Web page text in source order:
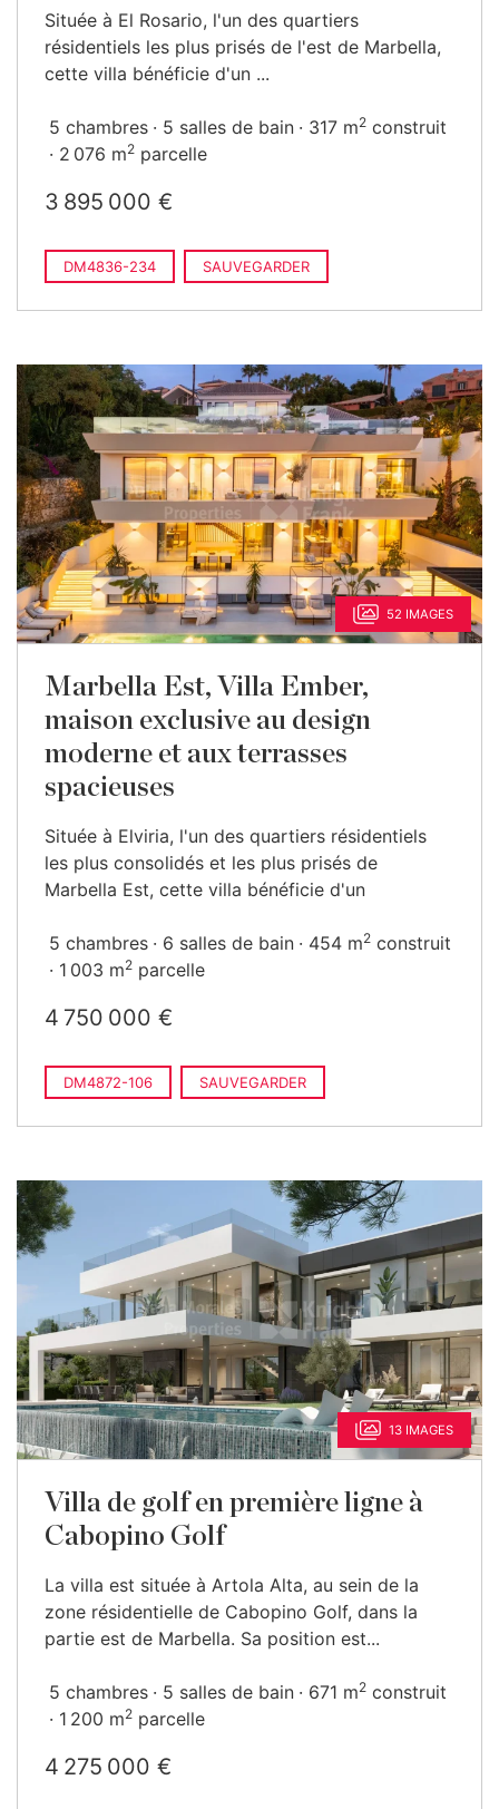
Située à El Rosario, l'un des quartiers
résidentiels les plus prisés de l'est de Marbella,
cette villa bénéficie d'un ...
5 chambres 5 salles de bain 317 m2 construit
2 076 m2 parcelle
3 895 000 €
DM4836-234 SAUVEGARDER
52 IMAGES
Marbella Est, Villa Ember,
maison exclusive au design
moderne et aux terrasses
spacieuses
Située à Elviria, l'un des quartiers résidentiels
les plus consolidés et les plus prisés de
Marbella Est, cette villa bénéficie d'un
5 chambres 6 salles de bain 454 m2 construit
1 003 m2 parcelle
4 750 000 €
DM4872-106 SAUVEGARDER
13 IMAGES
Villa de golf en première ligne à
Cabopino Golf
La villa est située à Artola Alta, au sein de la
zone résidentielle de Cabopino Golf, dans la
partie est de Marbella. Sa position est...
5 chambres 5 salles de bain 671 m2 construit
1 200 m2 parcelle
4 275 000 €